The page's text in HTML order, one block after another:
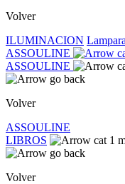
Volver
ILUMINACION
ASSOULINE
ASSOULINE
Volver
ASSOULINE
LIBROS
Volver